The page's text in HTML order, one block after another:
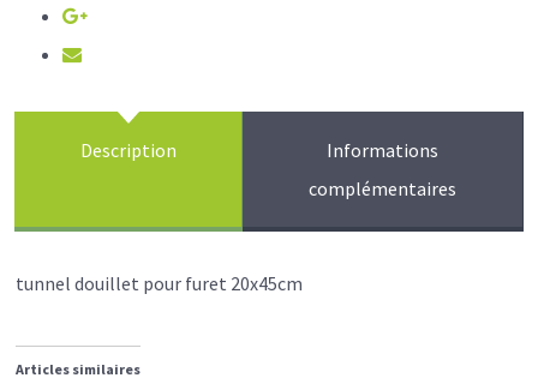
Description
Informations
complémentaires
tunnel douillet pour furet 20x45cm
Articles similaires